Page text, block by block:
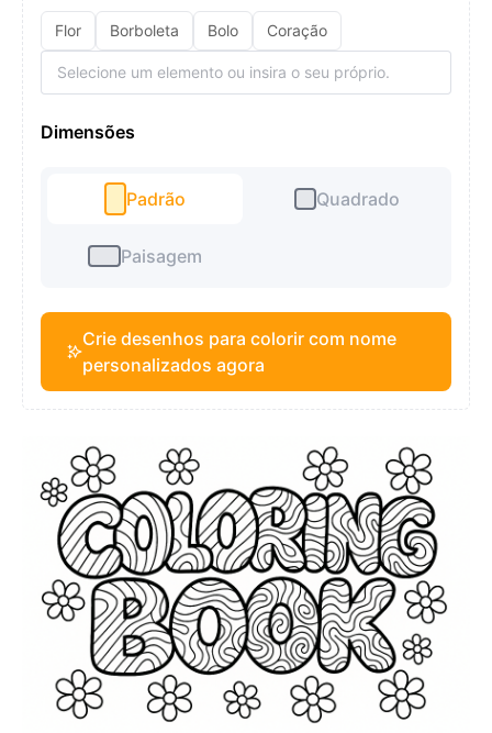
Flor Borboleta Bolo Coração
Dimensões
Padrão Quadrado
Paisagem
Crie desenhos para colorir com nome
personalizados agora